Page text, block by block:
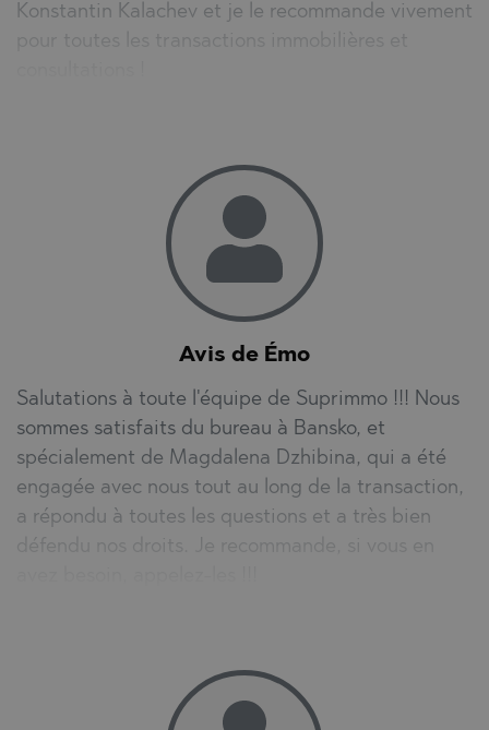
Konstantin Kalachev et je le recommande vivement
Avis de Émo
Salutations à toute l'équipe de Suprimmo !!! Nous
sommes satisfaits du bureau à Bansko, et
spécialement de Magdalena Dzhibina, qui a été
engagée avec nous tout au long de la transaction,
a répondu à toutes les questions et a très bien
défendu nos droits. Je recommande, si vous en